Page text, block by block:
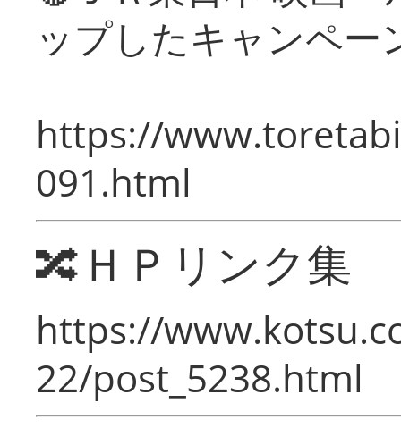
ップしたキャンペー
https://
091.html
🔀ＨＰリンク集
https://
22/post_5238.html